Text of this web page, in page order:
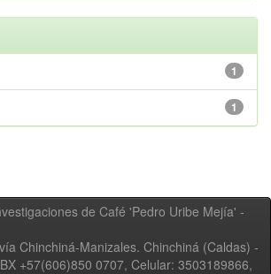
1
1
de Café 'Pedro Uribe Mejía' -
Chinchiná-Manizales. Chinchiná (Caldas) -
+57(606)850 0707, Celular: 3503189866,